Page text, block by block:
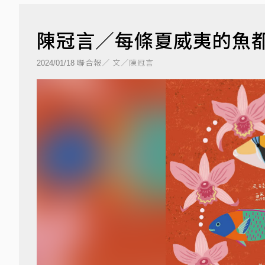
陳冠言／每條夏威夷的魚
2024/01/18 聯合報／ 文／陳冠言